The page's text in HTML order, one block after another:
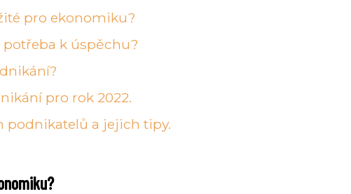
pro ekonomiku?
k úspěchu?
pro rok 2022.
podnikatelů a jejich tipy.